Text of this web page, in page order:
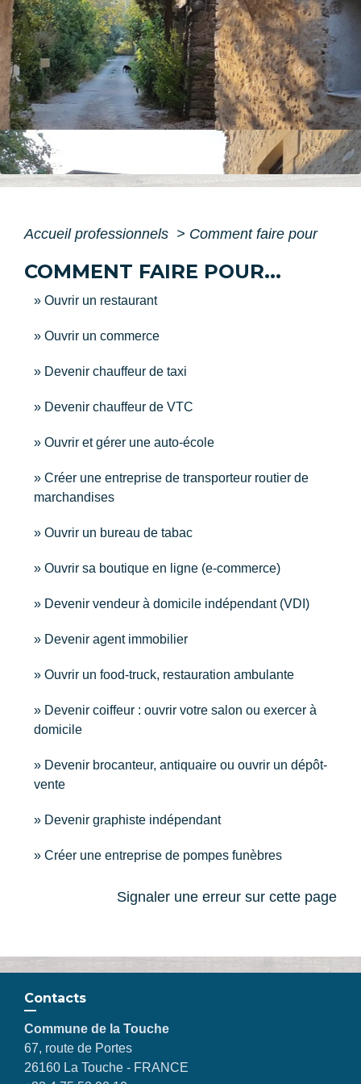
Accueil professionnels > Comment faire pour
COMMENT FAIRE POUR...
Ouvrir un restaurant
Ouvrir un commerce
Devenir chauffeur de taxi
Devenir chauffeur de VTC
Ouvrir et gérer une auto-école
Créer une entreprise de transporteur routier de
marchandises
Ouvrir un bureau de tabac
Ouvrir sa boutique en ligne (e-commerce)
Devenir vendeur à domicile indépendant (VDI)
Devenir agent immobilier
Ouvrir un food-truck, restauration ambulante
Devenir coiffeur : ouvrir votre salon ou exercer à
domicile
Devenir brocanteur, antiquaire ou ouvrir un dépôt-
vente
Devenir graphiste indépendant
Créer une entreprise de pompes funèbres
Signaler une erreur sur cette page
Contacts
Commune de la Touche
67, route de Portes
26160 La Touche - FRANCE